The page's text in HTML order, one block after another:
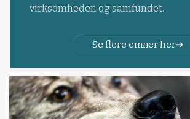
virksomheden og samfundet.
Se flere emner her